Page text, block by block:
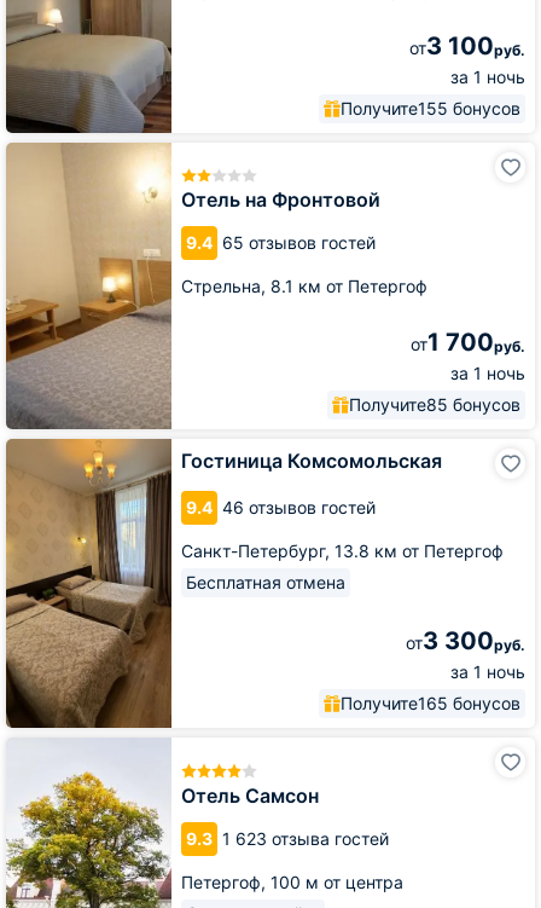
от3 100руб.
за 1 ночь
Получите155 бонусов
Отель на Фронтовой
9.4 65 отзывов гостей
Стрельна, 8.1 км от Петергоф
от1 700руб.
за 1 ночь
Получите85 бонусов
Отель
Гостиница Комсомольская
9.4 46 отзывов гостей
Санкт-Петербург, 13.8 км от Петергоф
Бесплатная отмена
от3 300руб.
за 1 ночь
Получите165 бонусов
Гостиница
Комсомольская
Отель Самсон
9.3 1 623 отзыва гостей
Петергоф, 100 м от центра